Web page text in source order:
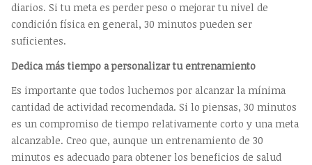
diarios. Si tu meta es perder peso o mejorar tu nivel de
condición física en general, 30 minutos pueden ser
suficientes.
Dedica más tiempo a personalizar tu entrenamiento
Es importante que todos luchemos por alcanzar la mínima
cantidad de actividad recomendada. Si lo piensas, 30 minutos
es un compromiso de tiempo relativamente corto y una meta
alcanzable. Creo que, aunque un entrenamiento de 30
minutos es adecuado para obtener los beneficios de salud